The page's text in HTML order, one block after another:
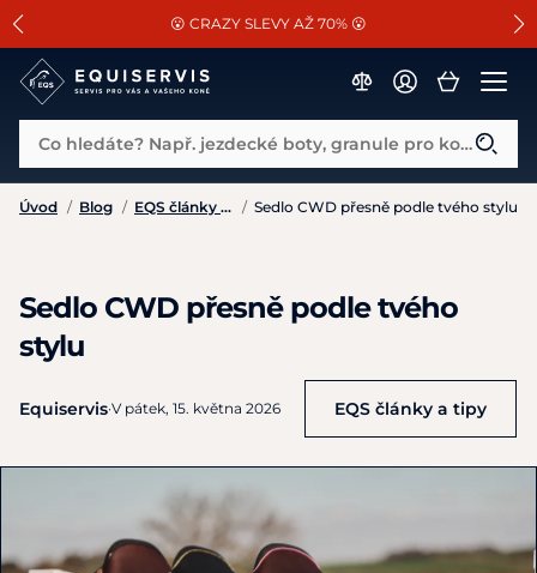
SLEVA 13% na vše od Cassini!
😮 CRAZY SLEVY AŽ 70% 😮
📐Pasování a doplňky k vybraným sedlům ZDARMA 🐴
Co hledáte? Např. jezdecké boty, granule pro koně...
Úvod / Blog / EQS články a tipy / Sedlo CWD přesně podle tvého stylu
Sedlo CWD přesně podle tvého
stylu
Equiservis·V pátek, 15. května 2026 EQS články a tipy